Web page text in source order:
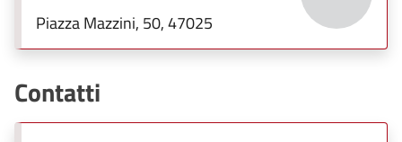
Piazza Mazzini, 50, 47025
Contatti